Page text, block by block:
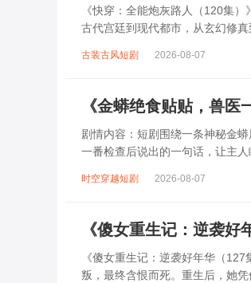
《快穿：全能炮灰路人（120集
古代宫廷到现代都市，从玄幻修
古装古风短剧 2026-08-07
《金蟒绝食贴贴，兽
剧情内容：短剧围绕一条神秘金
一番检查后说出的一句话，让主
时空穿越短剧 2026-08-07
《傻女重生记：逆袭
《傻女重生记：逆袭好年华（
叛，最终含恨而死。重生后，她